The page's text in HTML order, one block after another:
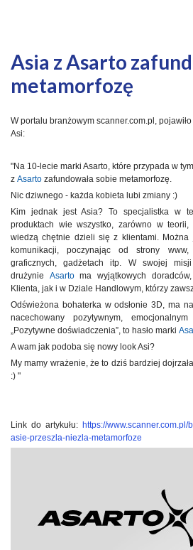
Asia z Asarto
metamorfozę
W portalu branżowym scanner.com.pl,
Asi:
"Na 10-lecie marki Asarto, które przypada w
z Asarto zafundowała sobie metamorfozę.
Nic dziwnego - każda kobieta lubi zmiany :)
Kim jednak jest Asia? To specjalistka w
produktach wie wszystko, zarówno w
wiedzą chętnie dzieli się z klientami. Można
komunikacji, poczynając od strony
graficznych, gadżetach itp. W swojej
drużynie Asartoma wyjątkowych
Klienta, jak i w Dziale Handlowym, którzy
Odświeżona bohaterka w odsłonie 3D, ma
nacechowany pozytywnym,
„Pozytywne doświadczenia”, to hasło marki
A wam jak podoba się nowy look Asi?
My mamy wrażenie, że to dziś bardziej
:) "
Link do artykułu: https://
asie-przeszla-niezla-metamorfoze